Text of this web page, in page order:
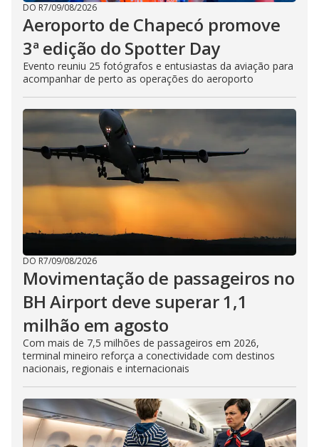
DO R7/09/08/2026
Aeroporto de Chapecó promove
3ª edição do Spotter Day
Evento reuniu 25 fotógrafos e entusiastas da aviação para
acompanhar de perto as operações do aeroporto
DO R7/09/08/2026
Movimentação de passageiros no
BH Airport deve superar 1,1
milhão em agosto
Com mais de 7,5 milhões de passageiros em 2026,
terminal mineiro reforça a conectividade com destinos
nacionais, regionais e internacionais